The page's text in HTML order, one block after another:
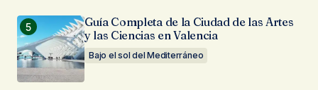
Guía Completa de la Ciudad de las Artes
y las Ciencias en Valencia
Bajo el sol del Mediterráneo